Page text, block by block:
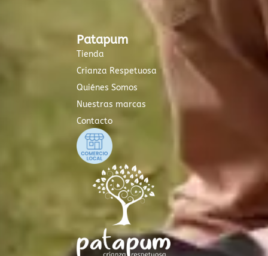
Patapum
Tienda
Crianza Respetuosa
Quiénes Somos
Nuestras marcas
Contacto